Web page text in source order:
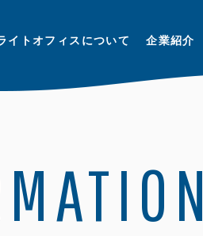
イトオフィスについて 企業紹介